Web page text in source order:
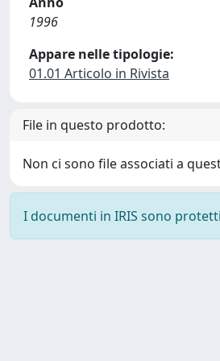
1996
Appare nelle tipologie:
01.01 Articolo in Rivista
File in questo prodotto:
Non ci sono file associati a
I documenti in IRIS sono